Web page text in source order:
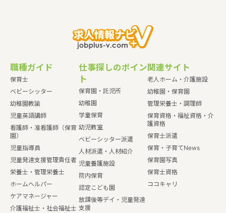
職種ガイド
保育士
ベビーシッター
幼稚園教諭
児童英語講師
看護師・准看護師（保育
園）
児童指導員
児童発達支援管理責任者
栄養士・管理栄養士
ホームヘルパー
ケアマネージャー
介護福祉士・社会福祉士
仕事探しのポイン
ト
保育園・託児所
幼稚園
学童保育
幼児教室
ベビーシッター派遣
人材派遣・人材紹介
児童養護施設
院内保育
認定こども園
放課後等デイ・児童発達
支援
関連サイト
老人ホーム・介護施設
幼稚園・保育園
管理栄養士・調理師
保育資格・福祉資格・介
護資格
保育士派遣
保育・子育てNews
保育園写真
保育士資格
ココキャリ